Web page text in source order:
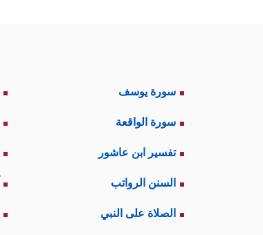
سورة يوسف
سورة الواقعة
تفسير ابن عاشور
السنن الرواتب
الصلاة على النبي